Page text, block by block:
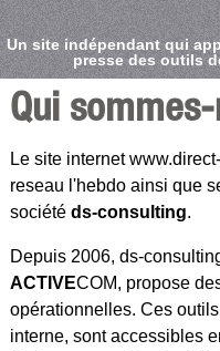
Un site indépendant qui
presse des outils
Qui
Le site internet
reseau l'hebdo ainsi que
société ds-consulting.
Depuis 2006, ds-
ACTIVECOM, propose
opérationnelles. Ces
interne, sont accessibles